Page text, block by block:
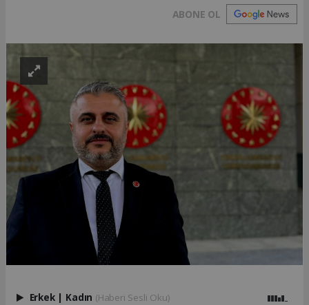
ABONE OL
Erkek | Kadın (Haberi Sesli Oku)